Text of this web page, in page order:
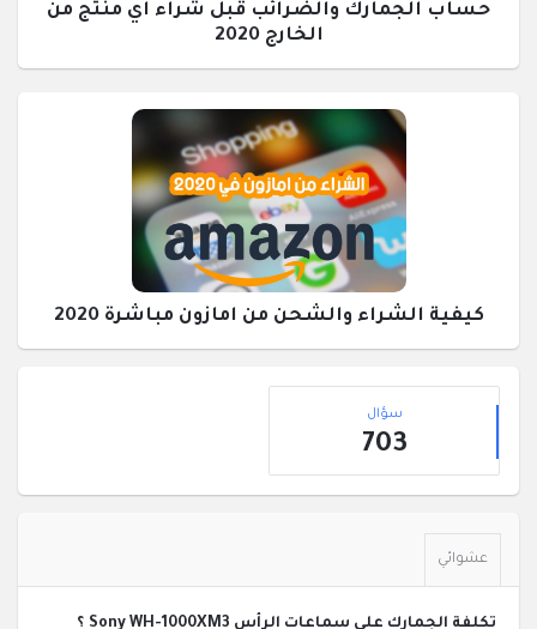
حساب الجمارك والضرائب قبل شراء اي منتج من
الخارج 2020
كيفية الشراء والشحن من امازون مباشرة 2020
القائمة
الجانبية
إحصائيات
سؤال
703
عشوائي
تكلفة الجمارك علي سماعات الرأس Sony WH-1000XM3 ؟